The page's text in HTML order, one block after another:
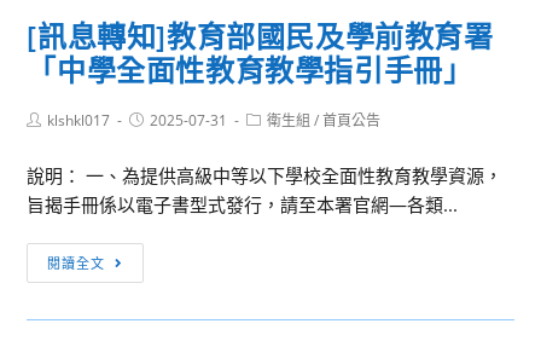
國
立
灣
學
辦
理
度
[訊息轉知]教育部國民及學前教育署
「中學全面性教育教學指引手冊」
Postklshkl017
Post2025-07-31
Post衛生組 / 首頁公告
說明： 一、為提供高級中等以下學校全面性教育教學資源，
旨揭手冊係以電子書型式發行，請至本署官網—各類...
閱讀全文
息
轉